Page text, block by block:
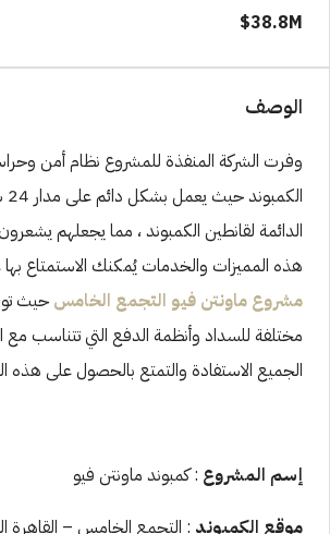
38.8M$
الوصف
وفرت الشركة المنفذة للمشروع نظام أمن
الدائمة لقانطين الكمبوند ، مما يجعلهم
هذه المميزات والخدمات يُمكنك الاستمتاع
مشروع ماونتن فيو التجمع الخامس حيث
مختلفة للسداد وأنظمة الدفع التي تتناسب مع
الجميع الاستفادة والتمتع بالحصول على هذه
إسم المشروع : كمبوند ماونتن فيو
موقع الكمبوند : التجمع الخامس – القاهرة